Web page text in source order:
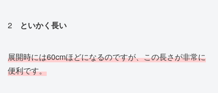
2 といかく長い
展開時には60cmほどになるのですが、この長さが非常に
便利です。